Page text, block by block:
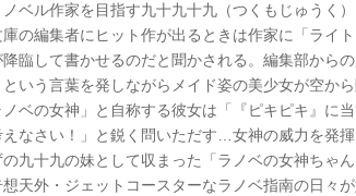
ベル作家を目指す九十九十九（つくもじゅうく
の編集者にヒット作が出るときは作家に「ライ
臨して書かせるのだと聞かされる。編集部から
いう言葉を発しながらメイド姿の美少女が空から
ノベの女神」と自称する彼女は「『ピキピキ』に
なさい！」と鋭く問いただす…女神の威力を発
九十九の妹として収まった「ラノベの女神ちゃん
天外・ジェットコースターなラノベ指南の日々が